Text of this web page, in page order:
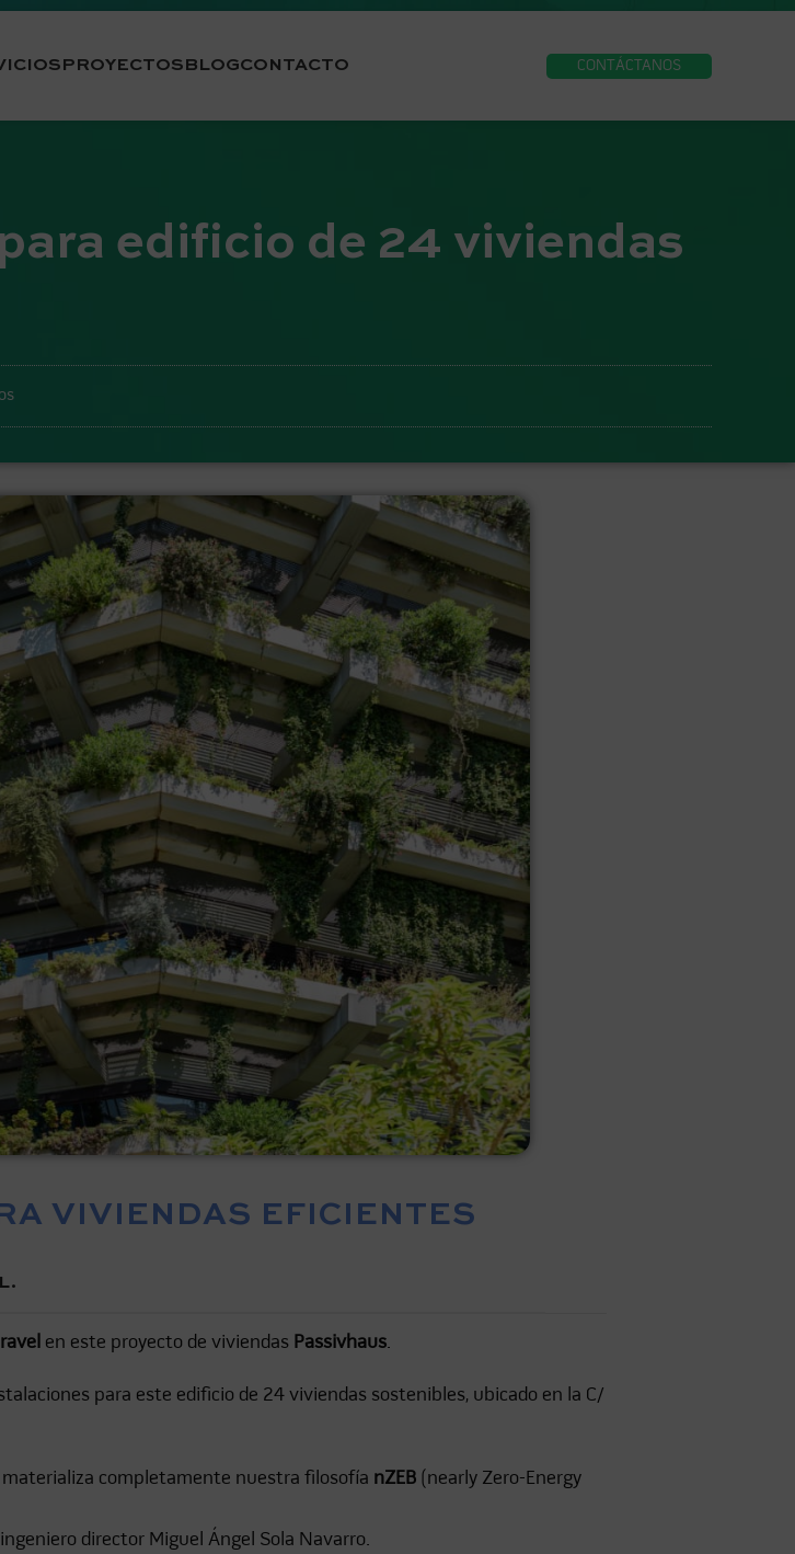
PROYECTOSBLOGCONTACTO CONTÁCTANOS
edificio de 24 viviendas
VIVIENDAS EFICIENTES
en este proyecto de viviendas Passivhaus.
para este edificio de 24 viviendas sostenibles, ubicado en la C/
completamente nuestra filosofía nZEB(nearly Zero-Energy
director Miguel Ángel Sola Navarro.